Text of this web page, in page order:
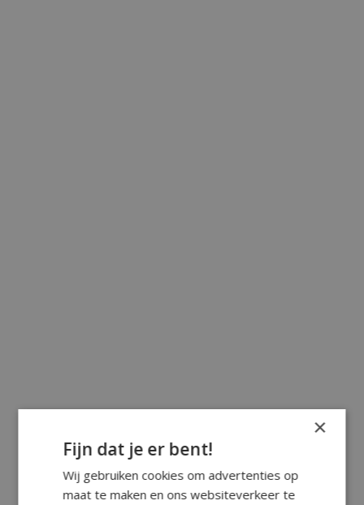
×
Fijn dat je er bent!
Wij gebruiken cookies om advertenties op
maat te maken en ons websiteverkeer te